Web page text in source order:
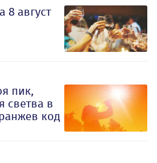
8 август
пик,
светва в
код